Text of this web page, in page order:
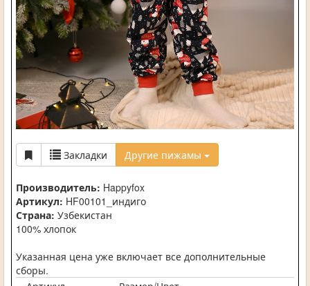
Закладки Другие пижамы
Производитель: Happyfox
Артикул: HF00101_индиго
Страна: Узбекистан
100% хлопок
Указанная цена уже включает все дополнительные
сборы.